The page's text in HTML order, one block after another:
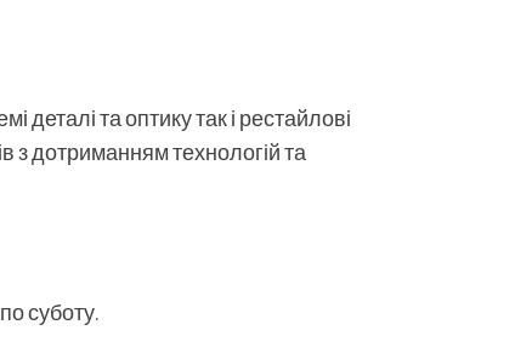
та оптику так і рестайлові
з дотриманням технологій та
суботу.